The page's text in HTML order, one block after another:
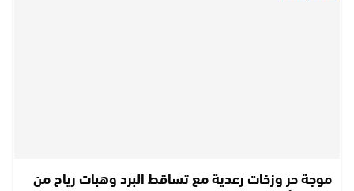
موجة حر وزخات رعدية مع تساقط البرد وهبات رياح من